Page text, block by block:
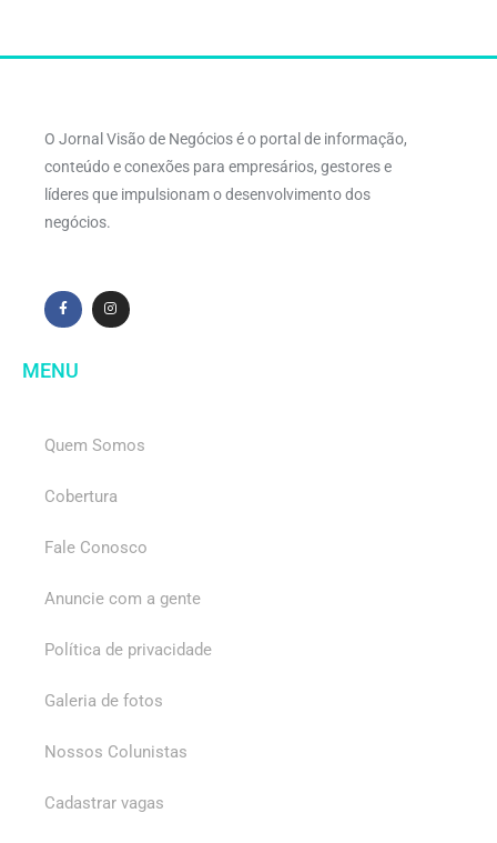
O Jornal Visão de Negócios é o portal de informação,
conteúdo e conexões para empresários, gestores e
líderes que impulsionam o desenvolvimento dos
negócios.
MENU
Quem Somos
Cobertura
Fale Conosco
Anuncie com a gente
Política de privacidade
Galeria de fotos
Nossos Colunistas
Cadastrar vagas